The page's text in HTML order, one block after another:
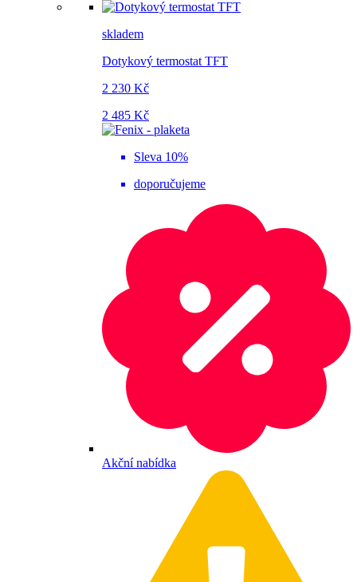
skladem
Dotykový termostat TFT
2 230 Kč
2 485 Kč
Sleva 10%
doporučujeme
Akční nabídka